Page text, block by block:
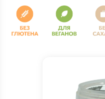
косметика